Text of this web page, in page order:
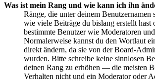
Was ist mein Rang und wie kann ich ihn
Ränge, die unter deinem Benutzernamen
wie viele Beiträge du bislang erstellt hast
bestimmte Benutzer wie Moderatoren
Normalerweise kannst du den Wortlaut
direkt ändern, da sie von der Board-
wurden. Bitte schreibe keine sinnlosen
deinen Rang zu erhöhen — die meisten
Verhalten nicht und ein Moderator oder